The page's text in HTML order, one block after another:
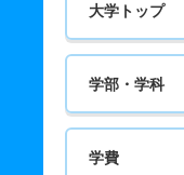
大学トップ
学部・学科
学費